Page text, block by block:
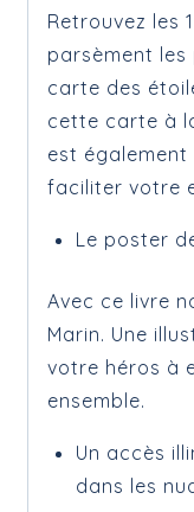
Retrouvez les
parsèment
carte des
cette carte à
est
faciliter votre
Le poster
Avec ce livre
Marin. Une
votre héros à
ensemble.
Un accès
dans les